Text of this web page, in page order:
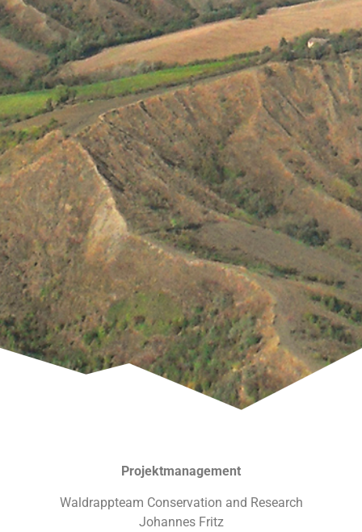
Projektmanagement
Waldrappteam Conservation and Research
Johannes Fritz